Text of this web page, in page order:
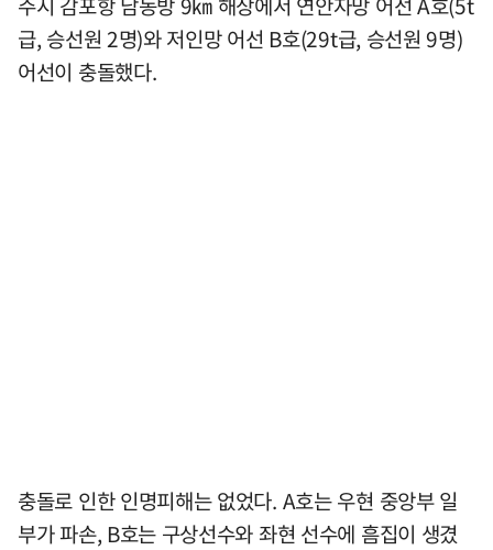
급, 승선원 2명)와 저인망 어선 B호(29t급, 승선원 9명)
어선이 충돌했다.
충돌로 인한 인명피해는 없었다. A호는 우현 중앙부 일
부가 파손, B호는 구상선수와 좌현 선수에 흠집이 생겼